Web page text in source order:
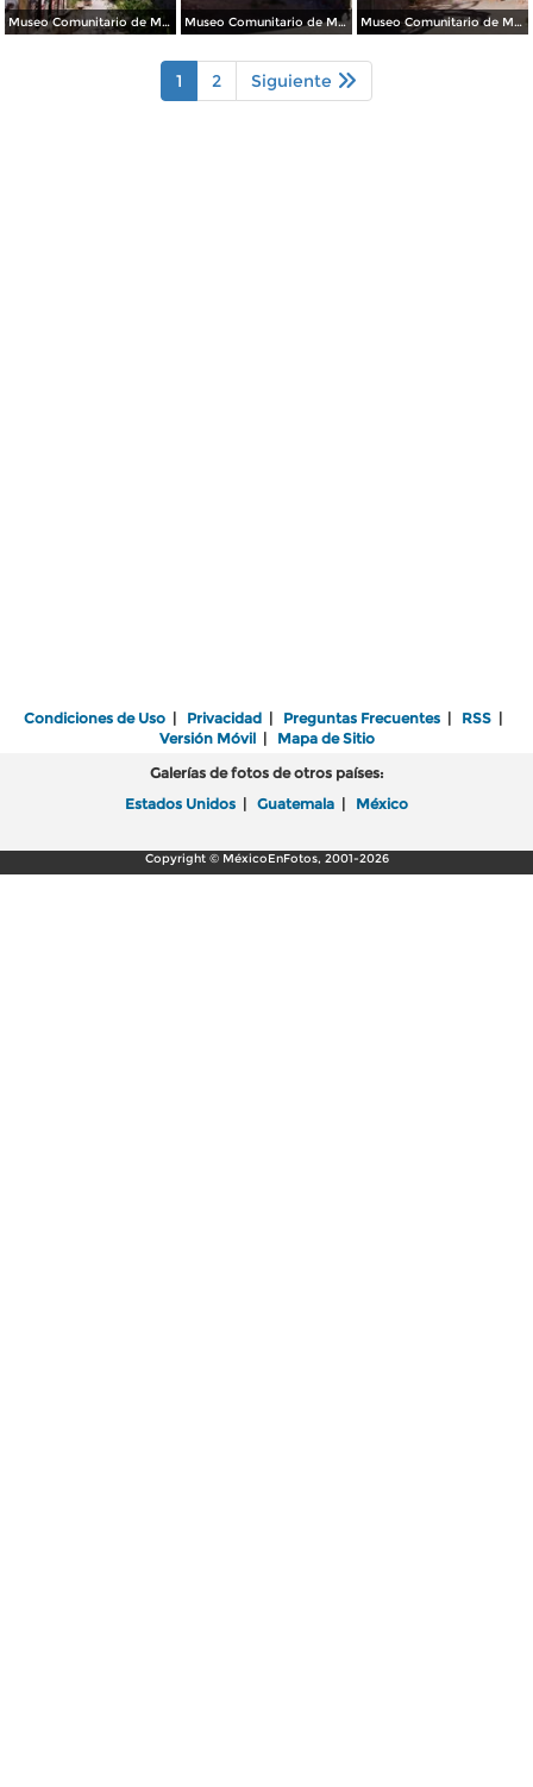
Museo Comunitario de Mulegé Museo Comunitario de Mulegé Museo Comunitario de Mulegé
1 2 Siguiente
Condiciones de Uso | Privacidad | Preguntas Frecuentes | RSS |
Versión Móvil| Mapa de Sitio
Galerías de fotos de otros países:
Estados Unidos | Guatemala | México
Copyright © MéxicoEnFotos, 2001-2026